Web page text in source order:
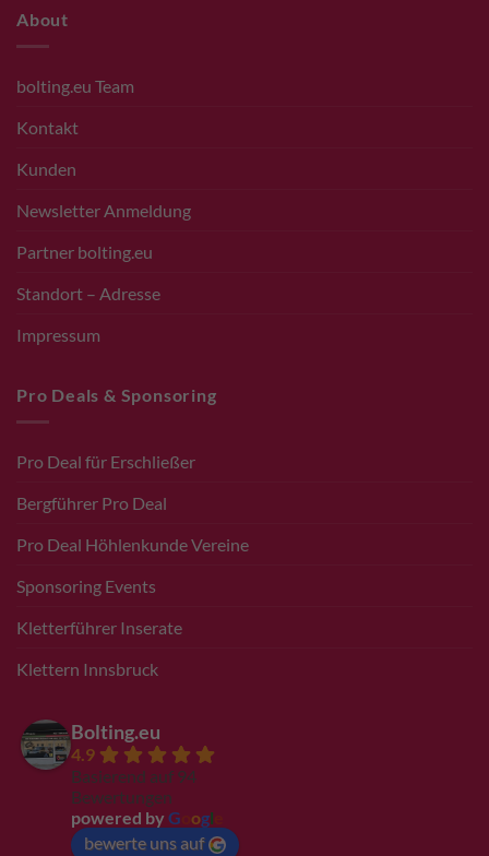
About
bolting.eu Team
Kontakt
Kunden
Newsletter Anmeldung
Partner bolting.eu
Standort – Adresse
Impressum
Pro Deals & Sponsoring
Pro Deal für Erschließer
Bergführer Pro Deal
Pro Deal Höhlenkunde Vereine
Sponsoring Events
Kletterführer Inserate
Klettern Innsbruck
Bolting.eu
4.9
Basierend auf 94
Bewertungen
powered by G ogl
bewerte uns auf